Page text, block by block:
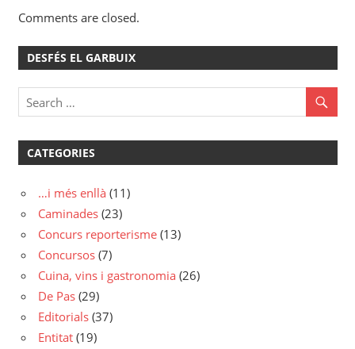
Comments are closed.
DESFÉS EL GARBUIX
CATEGORIES
…i més enllà (11)
Caminades (23)
Concurs reporterisme (13)
Concursos (7)
Cuina, vins i gastronomia (26)
De Pas (29)
Editorials (37)
Entitat (19)